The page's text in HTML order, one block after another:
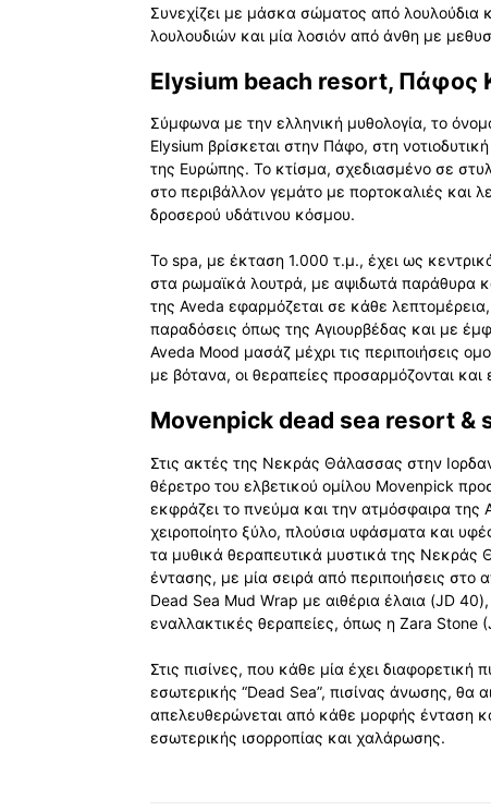
Συνεχίζει με μάσκα σώματος από λουλούδια
λουλουδιών και μία λοσιόν από άνθη με
Elysium beach resort, Πάφος
Σύμφωνα με την ελληνική μυθολογία, το
Elysium βρίσκεται στην Πάφο, στη
της Ευρώπης. Το κτίσμα, σχεδιασμένο σε
στο περιβάλλον γεμάτο με πορτοκαλιές και
δροσερού υδάτινου κόσμου.
Το spa, με έκταση 1.000 τ.μ., έχει ως
στα ρωμαϊκά λουτρά, με αψιδωτά παράθυρα
της Aveda εφαρμόζεται σε κάθε
παραδόσεις όπως της Αγιουρβέδας και με
Aveda Mood μασάζ μέχρι τις περιποιήσεις
με βότανα, οι θεραπείες προσαρμόζονται και
Movenpick dead sea resort &
Στις ακτές της Νεκράς Θάλασσας στην
θέρετρο του ελβετικού ομίλου Movenpick
εκφράζει το πνεύμα και την ατμόσφαιρα της
χειροποίητο ξύλο, πλούσια υφάσματα και
τα μυθικά θεραπευτικά μυστικά της Νεκράς
έντασης, με μία σειρά από περιποιήσεις
Dead Sea Mud Wrap με αιθέρια έλαια (JD
εναλλακτικές θεραπείες, όπως η Zara Stone
Στις πισίνες, που κάθε μία έχει
εσωτερικής “Dead Sea”, πισίνας άνωσης, θα
απελευθερώνεται από κάθε μορφής ένταση
εσωτερικής ισορροπίας και χαλάρωσης.